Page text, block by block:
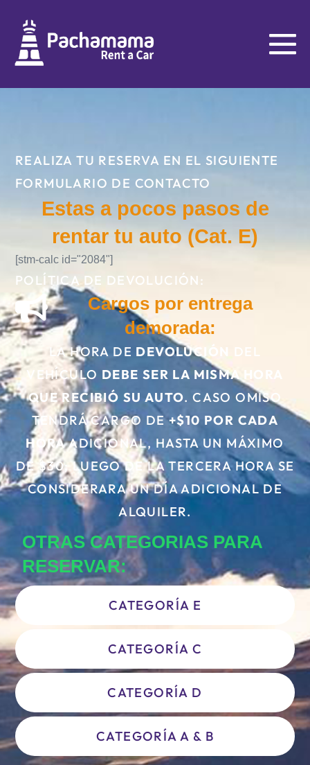
REALIZA TU RESERVA EN EL SIGUIENTE
FORMULARIO DE CONTACTO
Estas a pocos pasos de
rentar tu auto (Cat. E)
[stm-calc id="2084"]
POLÍTICA DE DEVOLUCIÓN:
Cargos por entrega
demorada:
LA HORA DE DEVOLUCIÓN DEL
VEHÍCULO DEBE SER LA MISMA HORA
QUE RECIBIÓ SU AUTO. CASO OMISO
TENDRÁ CARGO DE+$10 POR CADA
HORAADICIONAL, HASTA UN MÁXIMO
DE $30; LUEGO DE LA TERCERA HORA SE
CONSIDERARA UN DÍA ADICIONAL DE
ALQUILER.
OTRAS CATEGORIAS PARA
RESERVAR:
CATEGORÍA E
CATEGORÍA C
CATEGORÍA D
CATEGORÍA A & B